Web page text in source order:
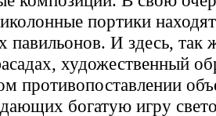
портики
павильонов. И здесь, так
художественный
противопоставлении
богатую игру